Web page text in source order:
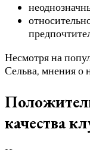
Несмотря на
Сельва, мнения о
качества